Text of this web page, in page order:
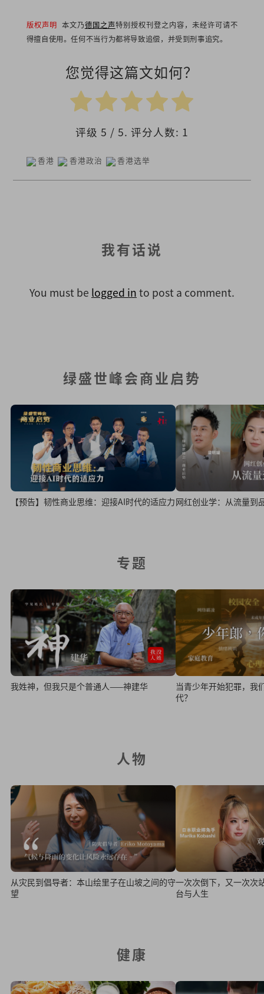
版权声明 本文乃德国之声特别授权刊登之内容，未经许可请不
得擅自使用。任何不当行为都将导致追偿，并受到刑事追究。
您觉得这篇文如何？
评级 5 / 5. 评分人数: 1
香港 香港政治 香港选举
我有话说
You must be logged in to post a comment.
绿盛世峰会商业启势
【预告】韧性商业思维：迎接AI时代的适应力网红创业学：从流量到
专题
我姓神，但我只是个普通人——神建华
当青少年开始犯罪，我
代？
人物
从灾民到倡导者：本山绘里子在山坡之间的守
望
一次次倒下，又一次次
台与人生
健康